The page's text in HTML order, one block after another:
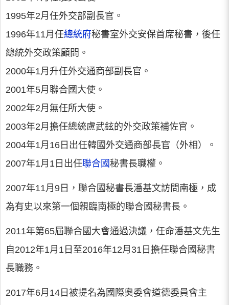
1995年2月任外交部副長官。
1996年11月任總統府秘書室外交安保首席秘書，後任
總統外交政策顧問。
2000年1月升任外交通商部副長官。
2001年5月聯合國大使。
2002年2月無任所大使。
2003年2月擔任總統盧武鉉的外交政策補佐官。
2004年1月16日出任韓國外交通商部長官（外相）。
2007年1月1日出任聯合國秘書長職權。
2007年11月9日，聯合國秘書長潘基文訪問南極，成
為有史以來第一個親臨南極的聯合國秘書長。
2011年第65屆聯合國大會通過決議，任命潘基文先生
自2012年1月1日至2016年12月31日擔任聯合國秘書
長職務。
2017年6月14日被提名為國際奧委會道德委員會主